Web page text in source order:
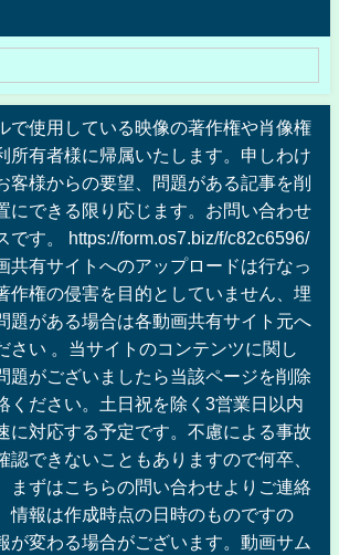
で使用している映像の著作権や肖像権
所有者様に帰属いたします。申しわけ
客様からの要望、問題がある記事を削
にできる限り応じます。お問い合わせ
です。 https://form.os7.biz/f/c82c6596/
共有サイトへのアップロードは行なっ
作権の侵害を目的としていません、埋
題がある場合は各動画共有サイト元へ
さい 。当サイトのコンテンツに関し
題がございましたら当該ページを削除
ください。土日祝を除く3営業日以内
に対応する予定です。不慮による事故
認できないこともありますので何卒、
まずはこちらの問い合わせよりご連絡
情報は作成時点の日時のものですの
が変わる場合がございます。動画サム